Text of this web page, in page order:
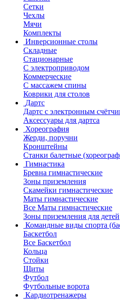
Сетки
Чехлы
Мячи
Комплекты
Инверсионные столы
Складные
Стационарные
С электроприводом
Коммерческие
С массажем спины
Коврики для столов
Дартс
Дартс с электронным
Аксессуары для дартса
Хореография
Жерди, поручни
Кронштейны
Станки балетные
Гимнастика
Бревна гимнастические
Зоны приземления
Скамейки гимнастические
Маты гимнастические
Все Маты гимнастические
Зоны приземления для детей
Командные виды спорта
Баскетбол
Все Баскетбол
Кольца
Стойки
Щиты
Футбол
Футбольные ворота
Кардиотренажеры